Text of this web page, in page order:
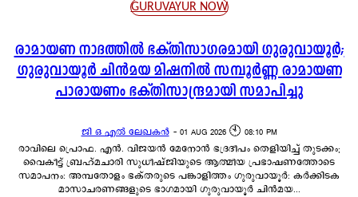
GURUVAYUR NOW
രാമായണ നാദത്തിൽ ഭക്തിസാഗരമായി ഗുരുവായൂർ;
ഗുരുവായൂർ ചിൻമയ മിഷനിൽ സമ്പൂർണ്ണ രാമായണ
പാരായണം ഭക്തിസാന്ദ്രമായി സമാപിച്ചു
ജി ഒ എൽ ലേഖകൻ - 01 AUG 2026 🕙 08:10 PM
രാവിലെ പ്രൊഫ. എൻ. വിജയൻ മേനോൻ ഭദ്രദീപം തെളിയിച്ച് തുടക്കം;
വൈകീട്ട് ബ്രഹ്മചാരി സുധീഷ്ജിയുടെ ആത്മീയ പ്രഭാഷണത്തോടെ
സമാപനം: അമ്പതോളം ഭക്തരുടെ പങ്കാളിത്തം ഗുരുവായൂർ: കർക്കിടക
മാസാചരണങ്ങളുടെ ഭാഗമായി ഗുരുവായൂർ ചിൻമയ...